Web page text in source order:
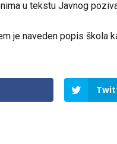
u tekstu Javnog
je naveden popis škola